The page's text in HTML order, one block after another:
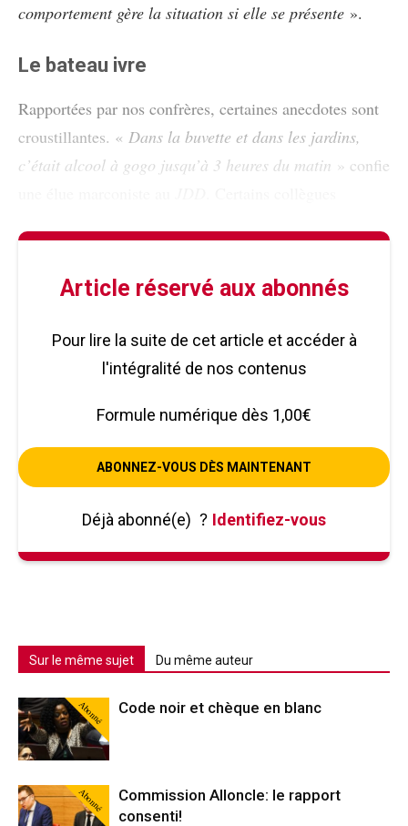
comportement gère la situation si elle se présente ».
Le bateau ivre
Rapportées par nos confrères, certaines anecdotes sont
croustillantes. « Dans la buvette et dans les jardins,
c’était alcool à gogo jusqu’à 3 heures du matin » confie
Article réservé aux abonnés
Pour lire la suite de cet article et accéder à
l'intégralité de nos contenus
Formule numérique dès 1,00€
ABONNEZ-VOUS DÈS MAINTENANT
Déjà abonné(e) ? Identifiez-vous
Sur le même sujet Du même auteur
Abonné Code noir et chèque en blanc
Abonné
Commission Alloncle: le rapport
consenti!